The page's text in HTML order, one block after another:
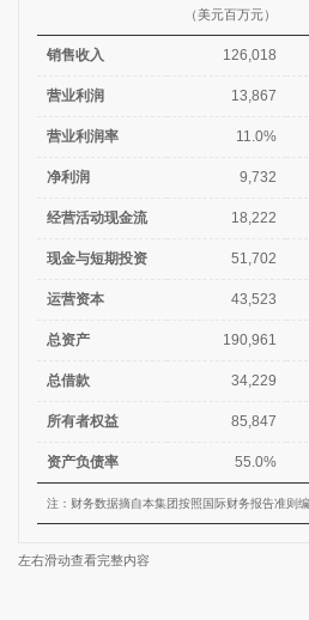
（美元百万元）
销售收入 126,018
营业利润 13,867
营业利润率 11.0%
净利润 9,732
经营活动现金流 18,222
现金与短期投资 51,702
运营资本 43,523
总资产 190,961
总借款 34,229
所有者权益 85,847
资产负债率 55.0%
注：财务数据摘自本集团按照国际财务报告准则
左右滑动查看完整内容